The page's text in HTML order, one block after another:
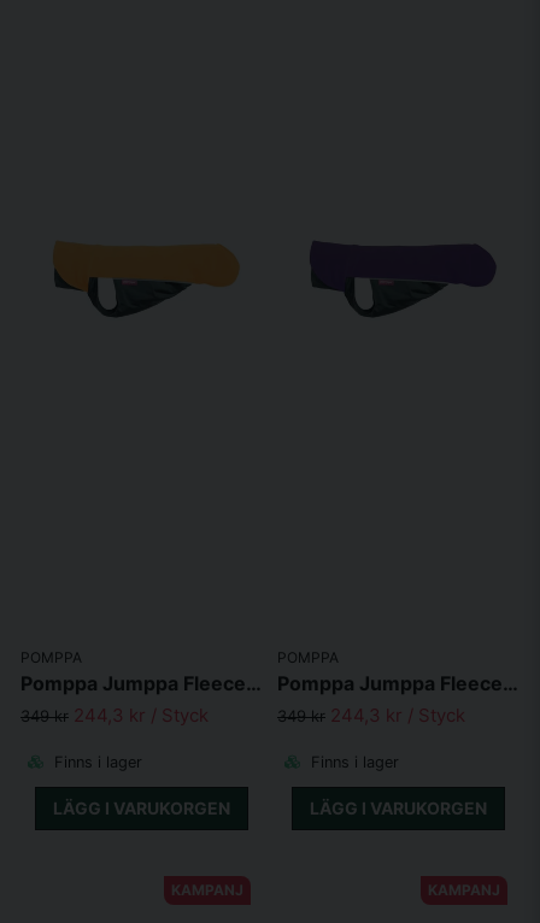
POMPPA
Pomppa Jumppa Fleecetäcke Curry
349 kr 244,3 kr / Styck
Finns i lager
LÄGG I VARUKORGEN
POMPPA
Pomppa Jumppa Fleecetäcke Violet
349 kr 244,3 kr / Styck
Finns i lager
LÄGG I VARUKORGEN
KAMPANJ KAMPANJ